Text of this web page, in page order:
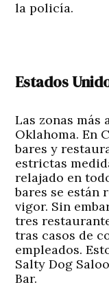
la policía.
Estados
Las zonas más
Oklahoma. En
bares y
estrictas
relajado en
bares se están
vigor. Sin
tres
tras casos de
empleados.
Salty Dog
Bar.